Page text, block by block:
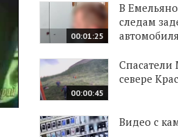
00:01:25
В
следам
автомобиля
00:00:45
Спасатели
севере
Видео с